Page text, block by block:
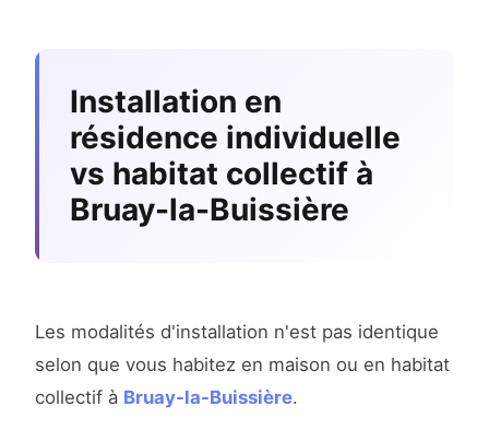
Installation en
résidence individuelle
vs habitat collectif à
Bruay-la-Buissière
Les modalités d'installation n'est pas identique
selon que vous habitez en maison ou en habitat
collectif à Bruay-la-Buissière.